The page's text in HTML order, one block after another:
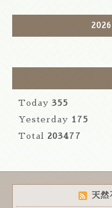
Today 355
Yesterday 175
Total 203477
天然